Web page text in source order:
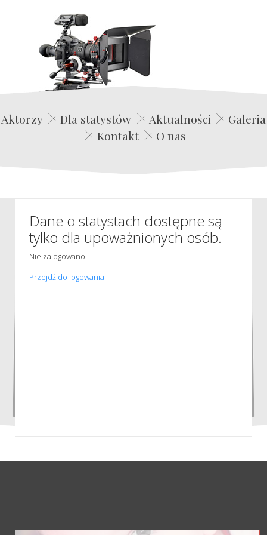
Edwin Film Agencja Aktorska
Aktorzy Dla statystów Aktualności
Galeria
Kontakt
O nas
Dane o statystach dostępne są
tylko dla upoważnionych osób.
Nie zalogowano
Przejdź do logowania